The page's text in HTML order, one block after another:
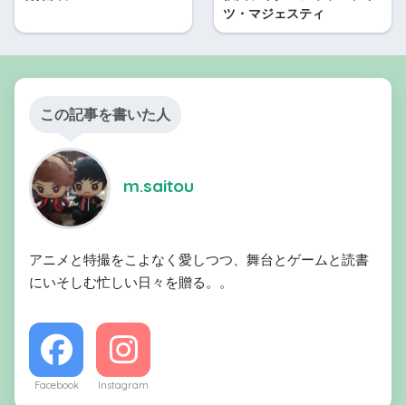
ツ・マジェスティ
この記事を書いた人
m.saitou
アニメと特撮をこよなく愛しつつ、舞台とゲームと読書
にいそしむ忙しい日々を贈る。。
Facebook Instagram